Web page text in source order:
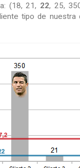
(18, 21, 22, 25,
tipo de nuestra